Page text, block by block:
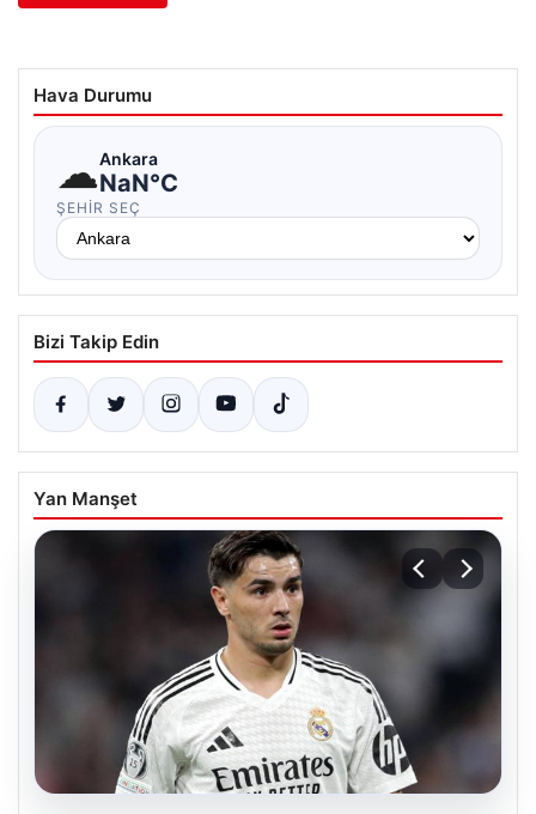
Hava Durumu
☁Ankara
NaN°C
ŞEHIR SEÇ
Bizi Takip Edin
Yan Manşet